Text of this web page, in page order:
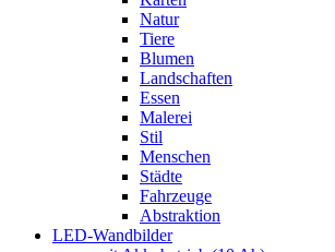
Natur
Tiere
Blumen
Landschaften
Essen
Malerei
Stil
Menschen
Städte
Fahrzeuge
Abstraktion
LED-Wandbilder